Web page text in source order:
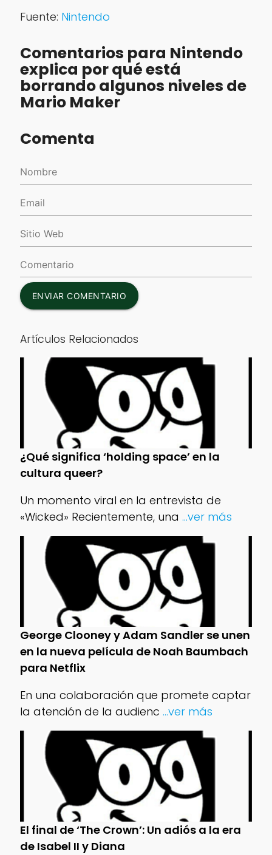
Fuente: Nintendo
Comentarios para Nintendo
explica por qué está
borrando algunos niveles de
Mario Maker
Comenta
ENVIAR COMENTARIO
Artículos Relacionados
¿Qué significa ‘holding space’ en la
cultura queer?
Un momento viral en la entrevista de
«Wicked» Recientemente, una ...ver más
George Clooney y Adam Sandler se unen
en la nueva película de Noah Baumbach
para Netflix
En una colaboración que promete captar
la atención de la audienc ...ver más
El final de ‘The Crown’: Un adiós a la era
de Isabel II y Diana